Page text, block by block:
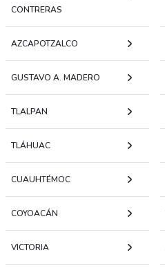
CONTRERAS
AZCAPOTZALCO
GUSTAVO A. MADERO
TLALPAN
TLÁHUAC
CUAUHTÉMOC
COYOACÁN
VICTORIA